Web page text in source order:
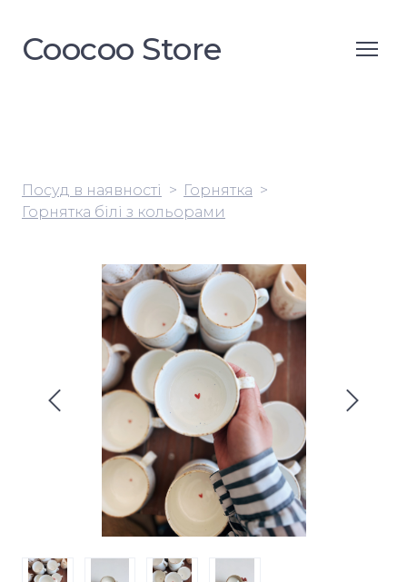
Coocoo Store
Посуд в наявності
Горнятка
Горнятка білі з кольорами